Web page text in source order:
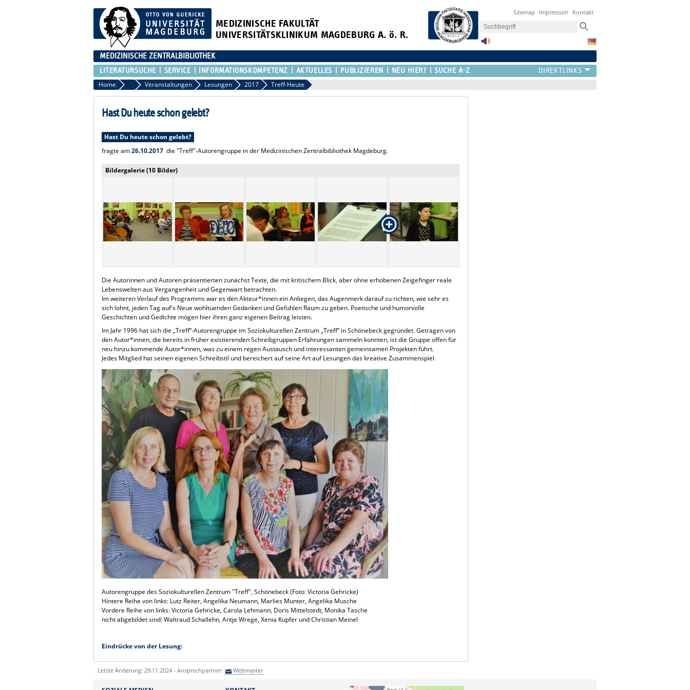
MEDIZINISCHE FAKULTÄT
UNIVERSITÄTSKLINIKUM MAGDEBURG A. ö. R.
Sitemap Impressum Kontakt
MEDIZINISCHE ZENTRALBIBLIOTHEK
LITERATURSUCHE SERVICE INFORMATIONSKOMPETENZ AKTUELLES PUBLIZIEREN NEU HIER? SUCHE A-Z
Home AktuellesVeranstaltungen Lesungen 2017 Treff-Heute
Hast Du heute schon gelebt?
Hast Du heute schon gelebt?
fragte am26.10.2017 die "Treff"-Autorengruppe in der Medizinischen Zentralbibliothek Magdeburg.
Bildergalerie (10 Bilder)
Die Autorinnen und Autoren präsentierten zunächst Texte, die mit kritischem Blick, aber ohne erhobenen Zeigefinger reale
Lebenswelten aus Vergangenheit und Gegenwart betrachten.
Im weiteren Verlauf des Programms war es den Akteur*innen ein Anliegen, das Augenmerk darauf zu richten, wie sehr es
sich lohnt, jeden Tag auf's Neue wohltuenden Gedanken und Gefühlen Raum zu geben. Poetische und humorvolle
Geschichten und Gedichte mögen hier ihren ganz eigenen Beitrag leisten.
Im Jahr 1996 hat sich die „Treff“-Autorengruppe im Soziokulturellen Zentrum „Treff“ in Schönebeck gegründet. Getragen von
den Autor*innen, die bereits in früher existierenden Schreibgruppen Erfahrungen sammeln konnten, ist die Gruppe offen für
neu hinzu kommende Autor*innen, was zu einem regen Austausch und interessanten gemeinsamen Projekten führt.
Jedes Mitglied hat seinen eigenen Schreibstil und bereichert auf seine Art auf Lesungen das kreative Zusammenspiel.
Autorengruppe des Soziokulturellen Zentrum "Treff", Schönebeck (Foto: Victoria Gehricke)
Hintere Reihe von links: Lutz Reiter, Angelika Neumann, Marlies Munter, Angelika Musche
Vordere Reihe von links: Victoria Gehricke, Carola Lehmann, Doris Mittelstedt, Monika Tasche
nicht abgebildet sind: Waltraud Schallehn, Antje Wrege, Xenia Kupfer und Christian Meinel
Eindrücke von der Lesung:
Letzte Änderung: 29.11.2024 - Ansprechpartner: Webmaster